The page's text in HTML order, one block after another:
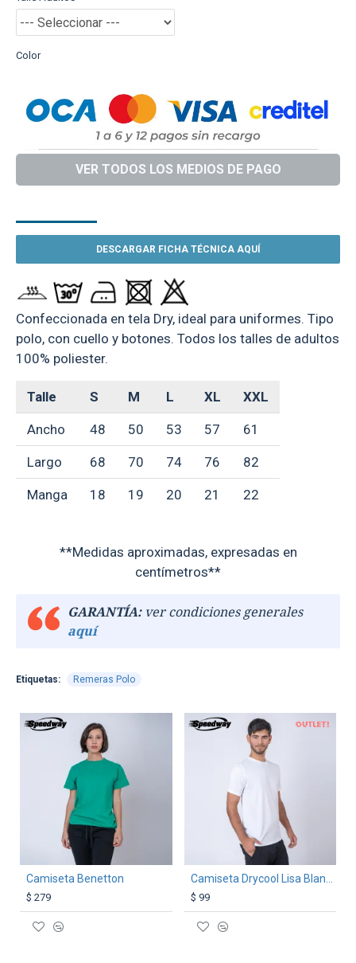
Color
VER TODOS LOS MEDIOS DE PAGO
DESCARGAR FICHA TÉCNICA AQUÍ
Confeccionada en tela Dry, ideal para uniformes. Tipo
polo, con cuello y botones. Todos los talles de adultos
100% poliester.
Talle S M L XL XXL
Ancho 48 50 53 57 61
Largo 68 70 74 76 82
Manga 18 19 20 21 22
**Medidas aproximadas, expresadas en
centímetros**
GARANTÍA:ver condiciones generales
aquí
Etiquetas: Remeras Polo
TEXTTRANSPARENTE
Camiseta Benetton
$ 279
TEXTTRANSPARENTE
OUT
$ 99